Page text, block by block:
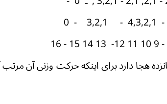
هجا دارد برای اینکه حرکت وزنی آن مرتب